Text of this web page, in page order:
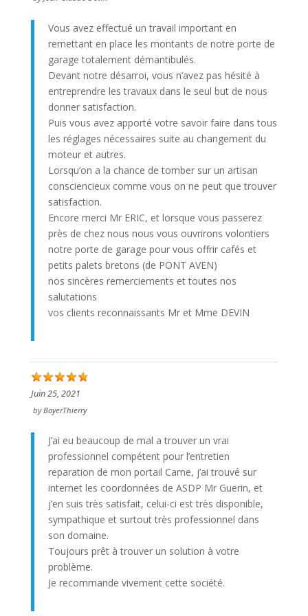
Vous avez effectué un travail important en
remettant en place les montants de notre porte de
garage totalement démantibulés.
Devant notre désarroi, vous n’avez pas hésité à
entreprendre les travaux dans le seul but de nous
donner satisfaction.
Puis vous avez apporté votre savoir faire dans tous
les réglages nécessaires suite au changement du
moteur et autres.
Lorsqu’on a la chance de tomber sur un artisan
consciencieux comme vous on ne peut que trouver
satisfaction.
Encore merci Mr ERIC, et lorsque vous passerez
près de chez nous nous vous ouvrirons volontiers
notre porte de garage pour vous offrir cafés et
petits palets bretons (de PONT AVEN)
nos sincères remerciements et toutes nos
salutations
vos clients reconnaissants Mr et Mme DEVIN
Juin 25, 2021
byBoyerThierry
J’ai eu beaucoup de mal a trouver un vrai
professionnel compétent pour l’entretien
reparation de mon portail Came, j’ai trouvé sur
internet les coordonnées de ASDP Mr Guerin, et
j’en suis très satisfait, celui-ci est très disponible,
sympathique et surtout très professionnel dans
son domaine.
Toujours prêt à trouver un solution à votre
problème.
Je recommande vivement cette société.